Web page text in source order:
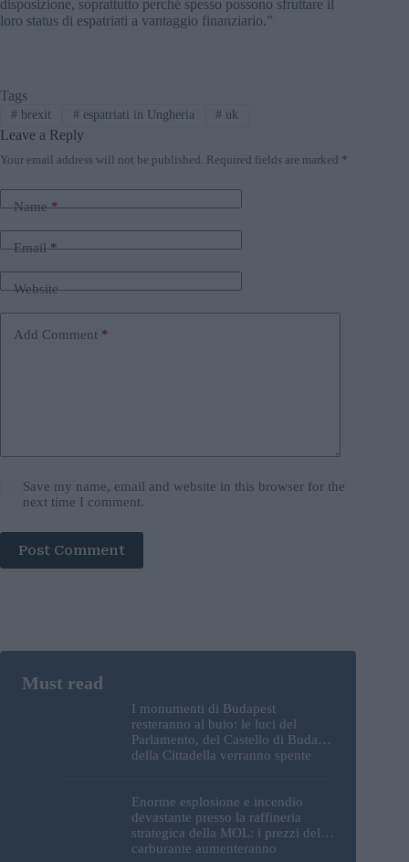
disposizione, soprattutto perché spesso possono sfruttare il
loro status di espatriati a vantaggio finanziario.”
Tags
#brexit #espatriati in Ungheria # uk
Leave a Reply
Your email address will not be published. Required fields are marked *
Name*
Email*
Website
Add Comment *
Save my name, email and website in this browser for the
next time I comment.
Post Comment
I monumenti di Budapest
resteranno al buio: le luci del
Parlamento, del Castello di Buda e
della Cittadella verranno spente
Enorme esplosione e incendio
devastante presso la raffineria
strategica della MOL: i prezzi del
carburante aumenteranno